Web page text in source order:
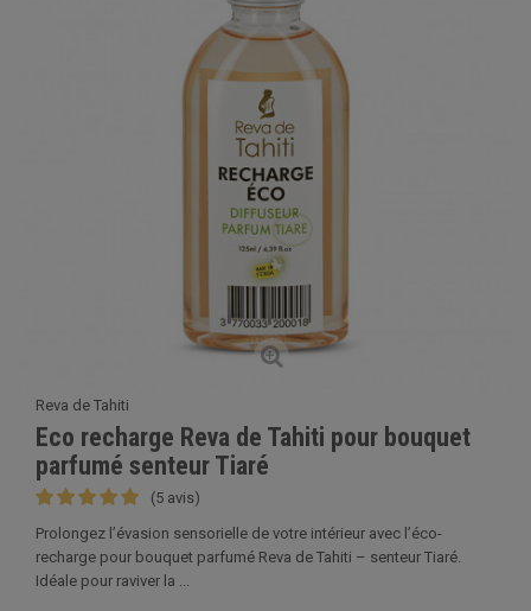
Reva de Tahiti
Eco recharge Reva de Tahiti pour bouquet
parfumé senteur Tiaré
(5 avis)
Prolongez l’évasion sensorielle de votre intérieur avec l’éco-
recharge pour bouquet parfumé Reva de Tahiti – senteur Tiaré.
Idéale pour raviver la ...